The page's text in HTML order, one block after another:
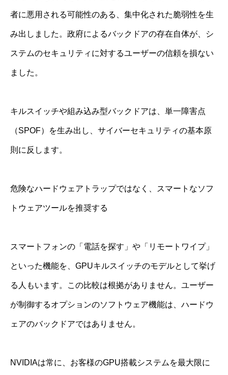
者に悪用される可能性のある、集中化された脆弱性を生
み出しました。政府によるバックドアの存在自体が、シ
ステムのセキュリティに対するユーザーの信頼を損ない
ました。
キルスイッチや組み込み型バックドアは、単一障害点
（SPOF）を生み出し、サイバーセキュリティの基本原
則に反します。
危険なハードウェアトラップではなく、スマートなソフ
トウェアツールを推奨する
スマートフォンの「電話を探す」や「リモートワイプ」
といった機能を、GPUキルスイッチのモデルとして挙げ
る人もいます。この比較は根拠がありません。ユーザー
が制御するオプションのソフトウェア機能は、ハードウ
ェアのバックドアではありません。
NVIDIAは常に、お客様のGPU搭載システムを最大限に